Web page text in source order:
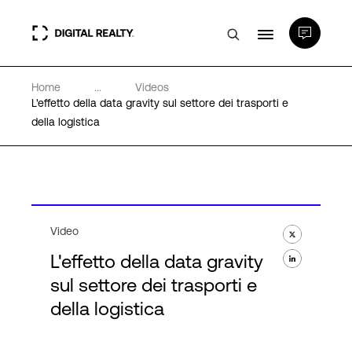
Data center
PlatformDIGITAL®
Chi Siamo
Home ...
Videos
L'effetto della data gravity sul settore dei trasporti e
della logistica
Video
L'effetto della data gravity
sul settore dei trasporti e
della logistica